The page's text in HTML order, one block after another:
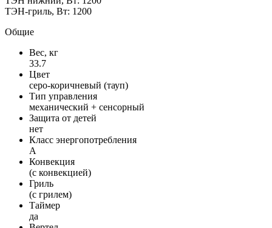
ТЭН-гриль, Вт: 1200
Общие
Вес, кг
33.7
Цвет
серо-коричневый (тауп)
Тип управления
механический + сенсорный
Защита от детей
нет
Класс энергопотребления
A
Конвекция
(с конвекцией)
Гриль
(с грилем)
Таймер
да